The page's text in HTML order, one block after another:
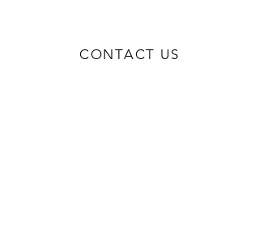
CONTACT US